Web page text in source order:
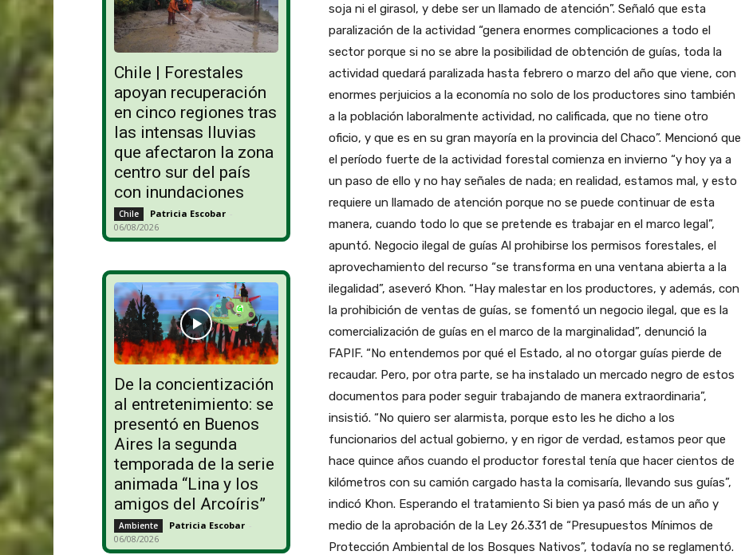
Chile | Forestales
apoyan recuperación
en cinco regiones tras
las intensas lluvias
que afectaron la zona
centro sur del país
con inundaciones
Chile Patricia Escobar -
06/08/2026
De la concientización
al entretenimiento: se
presentó en Buenos
Aires la segunda
temporada de la serie
animada “Lina y los
amigos del Arcoíris”
Ambiente Patricia Escobar -
06/08/2026
soja ni el girasol, y debe ser un llamado de atención”. Señaló que esta
paralización de la actividad “genera enormes complicaciones a todo el
sector porque si no se abre la posibilidad de obtención de guías, toda la
actividad quedará paralizada hasta febrero o marzo del año que viene, con
enormes perjuicios a la economía no solo de los productores sino también
a la población laboralmente actividad, no calificada, que no tiene otro
oficio, y que es en su gran mayoría en la provincia del Chaco”. Mencionó que
el período fuerte de la actividad forestal comienza en invierno “y hoy ya a
un paso de ello y no hay señales de nada; en realidad, estamos mal, y esto
requiere un llamado de atención porque no se puede continuar de esta
manera, cuando todo lo que se pretende es trabajar en el marco legal”,
apuntó. Negocio ilegal de guías Al prohibirse los permisos forestales, el
aprovechamiento del recurso “se transforma en una ventana abierta a la
ilegalidad”, aseveró Khon. “Hay malestar en los productores, y además, con
la prohibición de ventas de guías, se fomentó un negocio ilegal, que es la
comercialización de guías en el marco de la marginalidad”, denunció la
FAPIF. “No entendemos por qué el Estado, al no otorgar guías pierde de
recaudar. Pero, por otra parte, se ha instalado un mercado negro de estos
documentos para poder seguir trabajando de manera extraordinaria”,
insistió. “No quiero ser alarmista, porque esto les he dicho a los
funcionarios del actual gobierno, y en rigor de verdad, estamos peor que
hace quince años cuando el productor forestal tenía que hacer cientos de
kilómetros con su camión cargado hasta la comisaría, llevando sus guías”,
indicó Khon. Esperando el tratamiento Si bien ya pasó más de un año y
medio de la aprobación de la Ley 26.331 de “Presupuestos Mínimos de
Protección Ambiental de los Bosques Nativos”, todavía no se reglamentó.